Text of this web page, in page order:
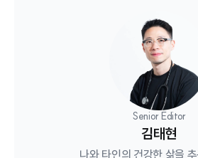
Senior Editor
김태현
나와 타인의 건강한 삶을